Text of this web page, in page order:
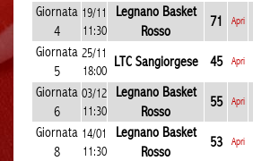
Giornata
4
19/11
11:30
Legnano Basket
Rosso
71 Apri
Giornata
5
25/11
18:00
LTC Sangiorgese 45 Apri
Giornata
6
03/12
11:30
Legnano Basket
Rosso
55 Apri
Giornata
8
14/01
11:30
Legnano Basket
Rosso
53 Apri